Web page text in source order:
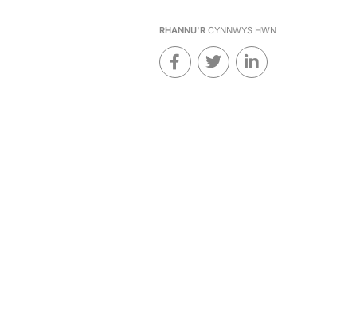
RHANNU'RCYNNWYS HWN